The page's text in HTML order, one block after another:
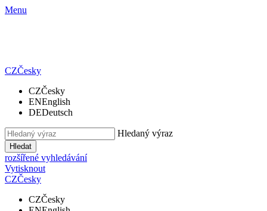
Menu
CZČesky
CZČesky
ENEnglish
DEDeutsch
Hledaný výraz
Hledat
rozšířené vyhledávání
Vytisknout
CZČesky
CZČesky